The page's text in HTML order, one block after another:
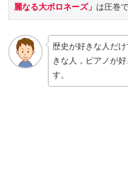
麗なる大ポロネーズ」 は圧巻で
歴史が好きな人だ
きな人，ピアノが
す。